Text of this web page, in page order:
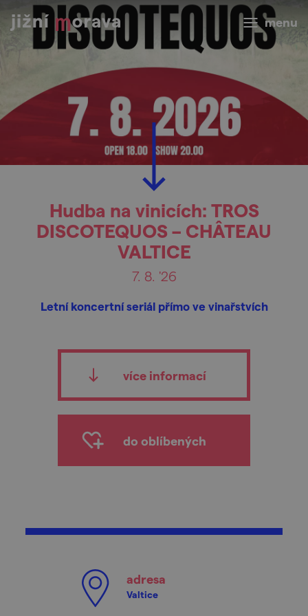
menu
Hudba na vinicích: TROS
DISCOTEQUOS – CHÂTEAU
VALTICE
7. 8. '26
Letní koncertní seriál přímo ve vinařstvích
více informací
do oblíbených
adresa
Valtice